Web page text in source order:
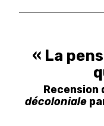
« La
Recension
décoloniale